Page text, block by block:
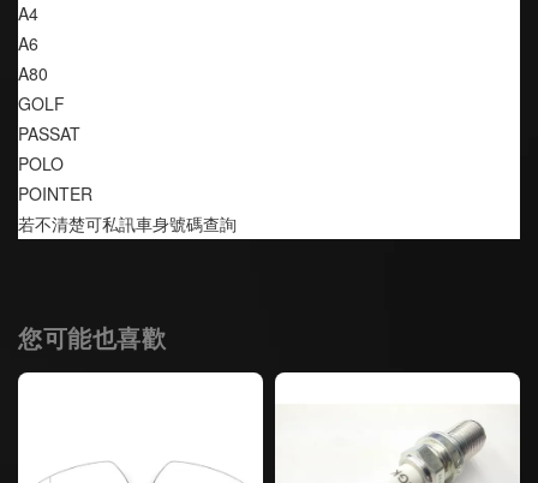
A4
A6
A80
GOLF
PASSAT
POLO
POINTER
若不清楚可私訊車身號碼查詢
您可能也喜歡